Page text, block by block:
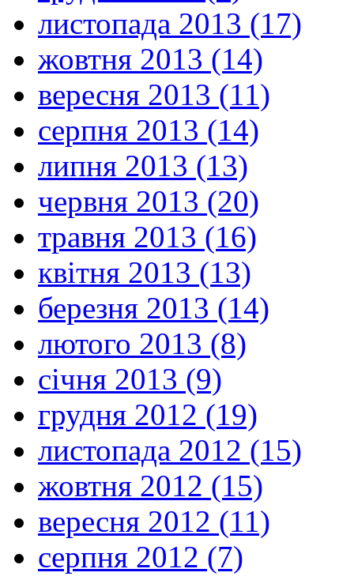
листопада 2013 (17)
жовтня 2013 (14)
вересня 2013 (11)
серпня 2013 (14)
липня 2013 (13)
червня 2013 (20)
травня 2013 (16)
квітня 2013 (13)
березня 2013 (14)
лютого 2013 (8)
січня 2013 (9)
грудня 2012 (19)
листопада 2012 (15)
жовтня 2012 (15)
вересня 2012 (11)
серпня 2012 (7)